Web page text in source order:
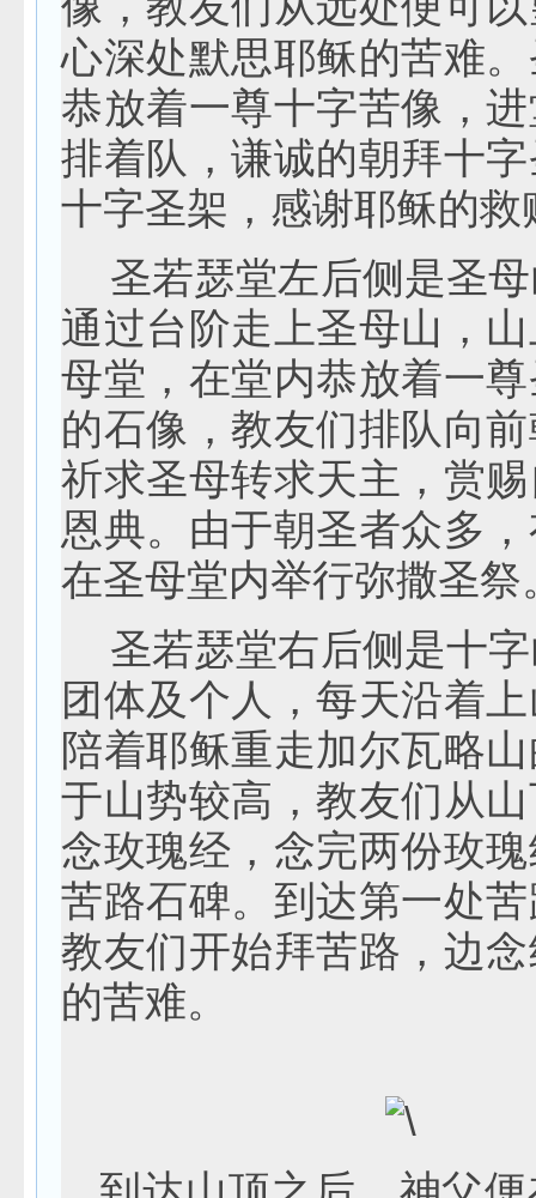
心深处默思耶稣的苦难
恭放着一尊十字苦像，
排着队，谦诚的朝拜十
十字圣架，感谢耶稣的救
圣若瑟堂左后侧是圣母
通过台阶走上圣母山，
母堂，在堂内恭放着一
的石像，教友们排队向
祈求圣母转求天主，赏
恩典。由于朝圣者众多
在圣母堂内举行弥撒圣祭
圣若瑟堂右后侧是十字
团体及个人，每天沿着
陪着耶稣重走加尔瓦略
于山势较高，教友们从
念玫瑰经，念完两份玫
苦路石碑。到达第一处
教友们开始拜苦路，边
的苦难。